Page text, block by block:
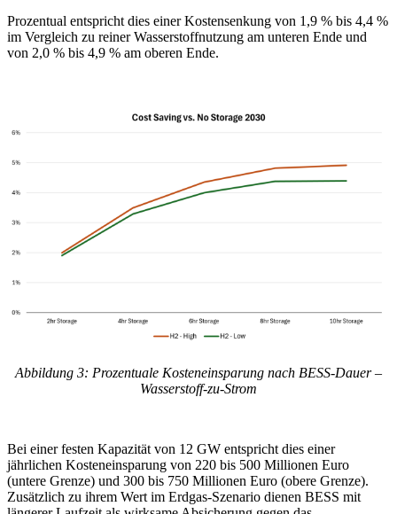
Prozentual entspricht dies einer Kostensenkung von 1,9 % bis 4,4 %
im Vergleich zu reiner Wasserstoffnutzung am unteren Ende und
von 2,0 % bis 4,9 % am oberen Ende.
Abbildung 3: Prozentuale Kosteneinsparung nach BESS-Dauer –
Wasserstoff-zu-Strom
Bei einer festen Kapazität von 12 GW entspricht dies einer
jährlichen Kosteneinsparung von 220 bis 500 Millionen Euro
(untere Grenze) und 300 bis 750 Millionen Euro (obere Grenze).
Zusätzlich zu ihrem Wert im Erdgas-Szenario dienen BESS mit